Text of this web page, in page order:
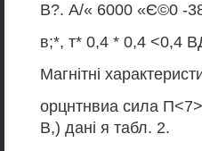
В?. А/« 6000 «Є©0 -
в;*, т* 0,4 * 0,4 <0,4
Магнітні
орцнтнвиа сила П<7>
В,) дані я табл. 2.